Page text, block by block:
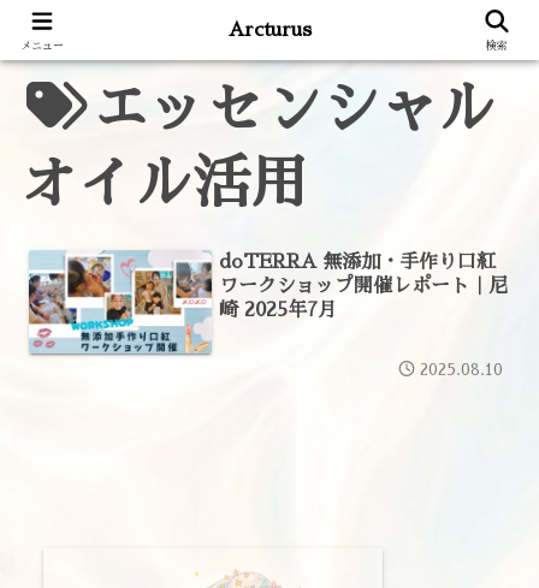
エッセンシャル
オイル活用
doTERRA 無添加・手作り口紅
ワークショップ開催レポート｜尼
崎 2025年7月
2025.08.10
メニュー
Arcturus
検索